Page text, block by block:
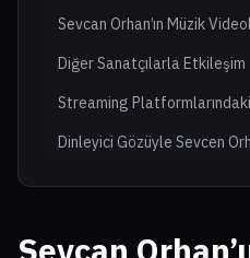
Sevcan Orhan’ın Müzik
Diğer Sanatçılarla Etkileşim
Streaming Platformlarındaki
Dinleyici Gözüyle Sevcen